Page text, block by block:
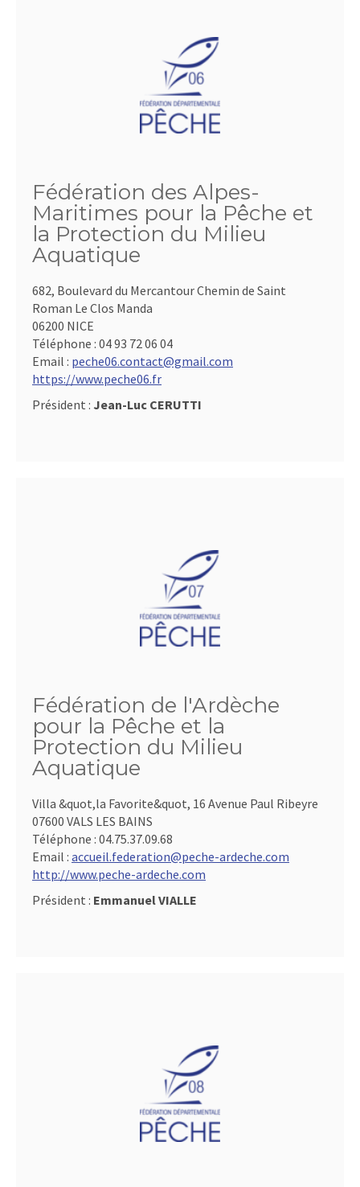
Fédération des Alpes-
Maritimes pour la Pêche et
la Protection du Milieu
Aquatique
682, Boulevard du Mercantour Chemin de Saint
Roman Le Clos Manda
06200 NICE
Téléphone : 04 93 72 06 04
Email : peche06.contact@gmail.com
https://www.peche06.fr
Président : Jean-Luc CERUTTI
Fédération de l'Ardèche
pour la Pêche et la
Protection du Milieu
Aquatique
Villa &quot,la Favorite&quot, 16 Avenue Paul Ribeyre
07600 VALS LES BAINS
Téléphone : 04.75.37.09.68
Email : accueil.federation@peche-ardeche.com
http://www.peche-ardeche.com
Président : Emmanuel VIALLE